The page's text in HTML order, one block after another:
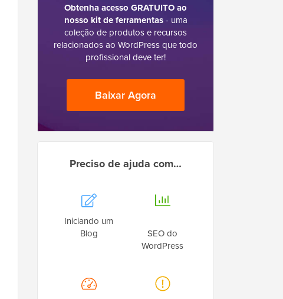
Obtenha acesso GRATUITO ao
nosso kit de ferramentas- uma
coleção de produtos e recursos
relacionados ao WordPress que todo
profissional deve ter!
Baixar Agora
Preciso de ajuda com…
Iniciando um
Blog
SEO do
WordPress